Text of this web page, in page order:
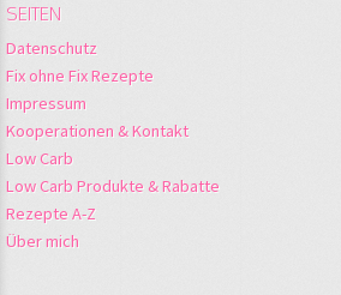
SEITEN
Datenschutz
Fix ohne Fix Rezepte
Impressum
Kooperationen & Kontakt
Low Carb
Low Carb Produkte & Rabatte
Rezepte A-Z
Über mich